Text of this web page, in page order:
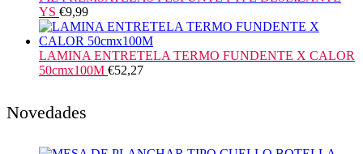
YS €9,99
LAMINA ENTRETELA TERMO FUNDENTE X CALOR
50cmx100M €52,27
Novedades